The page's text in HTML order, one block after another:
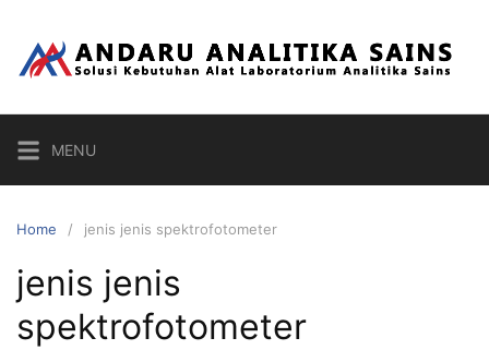
content
MENU
Home jenis jenis spektrofotometer
jenis jenis
spektrofotometer